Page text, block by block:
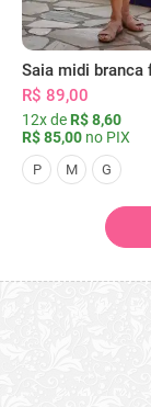
R$ 89,00
12x de R$ 8,60
R$ 85,00 no PIX
P M G